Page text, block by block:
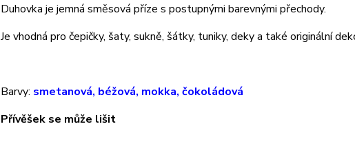
Duhovka je jemná směsová příze s postupnými barevnými přechody.
Je vhodná pro čepičky, šaty, sukně, šátky, tuniky, deky a také originální
Barvy: smetanová, béžová, mokka, čokoládová
Přívěšek se může lišit